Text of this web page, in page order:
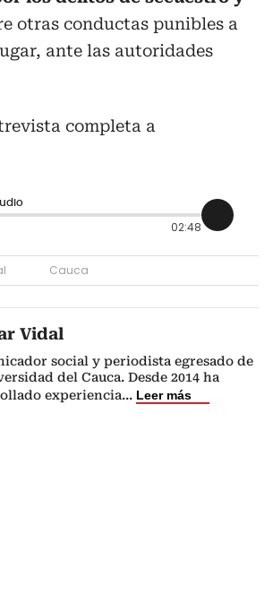
otras conductas punibles a
ante las autoridades
completa a
02:48
Cauca
Vidal
social y periodista egresado de
del Cauca. Desde 2014 ha
experiencia... Leer más